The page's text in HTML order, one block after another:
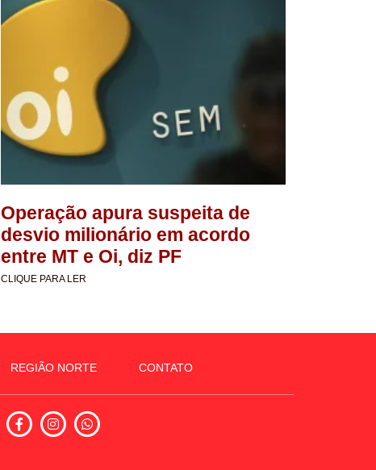
Operação apura suspeita de
desvio milionário em acordo
entre MT e Oi, diz PF
CLIQUE PARA LER
REGIÃO NORTE CONTATO